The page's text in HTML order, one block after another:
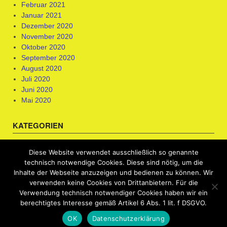
Februar 2021
Januar 2021
Dezember 2020
November 2020
Oktober 2020
September 2020
August 2020
Juli 2020
Juni 2020
Mai 2020
KATEGORIEN
Bewerbungscoaching
Uncategorized
Free wordpress themes
Diese Website verwendet ausschließlich so genannte
technisch notwendige Cookies. Diese sind nötig, um die
Inhalte der Webseite anzuzeigen und bedienen zu können. Wir
verwenden keine Cookies von Drittanbietern. Für die
Verwendung technisch notwendiger Cookies haben wir ein
berechtigtes Interesse gemäß Artikel 6 Abs. 1 lit. f DSGVO.
OK
Datenschutzerklärung